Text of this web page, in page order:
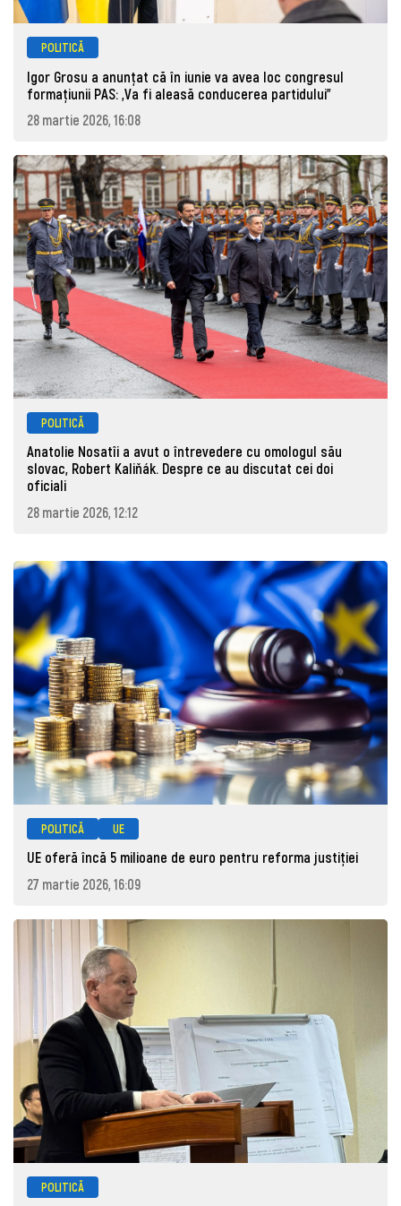
POLITICĂ
Igor Grosu a anunțat că în iunie va avea loc congresul
formațiunii PAS: „Va fi aleasă conducerea partidului”
28 martie 2026, 16:08
POLITICĂ
Anatolie Nosatîi a avut o întrevedere cu omologul său
slovac, Robert Kaliňák. Despre ce au discutat cei doi
oficiali
28 martie 2026, 12:12
POLITICĂ UE
UE oferă încă 5 milioane de euro pentru reforma justiției
27 martie 2026, 16:09
POLITICĂ